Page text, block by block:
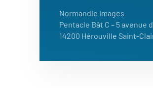
Normandie Images
Pentacle Bât C – 5 avenue
14200 Hérouville Saint-